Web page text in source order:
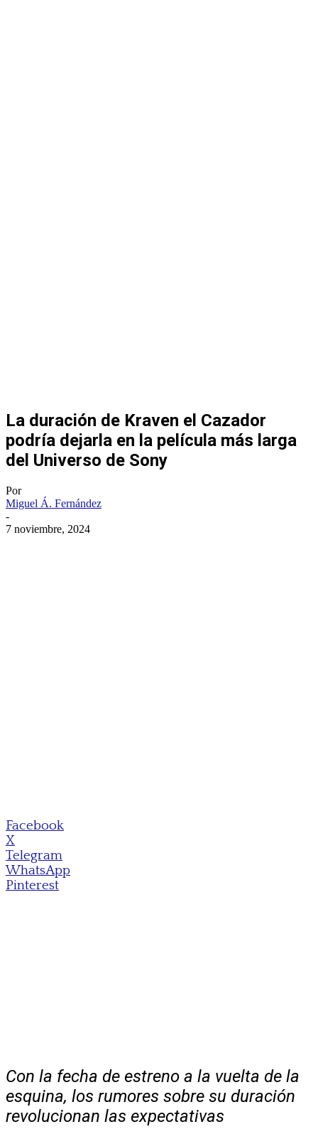
La duración de Kraven el Cazador
podría dejarla en la película más larga
del Universo de Sony
Por
Miguel Á. Fernández
-
7 noviembre, 2024
Facebook
X
Telegram
WhatsApp
Pinterest
Con la fecha de estreno a la vuelta de la
esquina, los rumores sobre su duración
revolucionan las expectativas